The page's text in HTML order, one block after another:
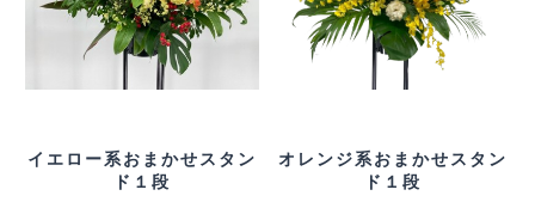
イエロー系おまかせスタン
ド１段
オレンジ系おまかせスタン
ド１段